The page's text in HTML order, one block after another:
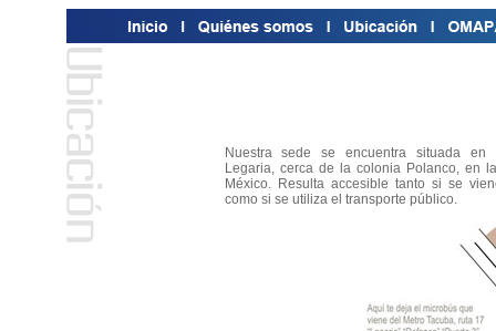
Nuestra sede se encuentra situada en
Legaria, cerca de la colonia Polanco, en
México. Resulta accesible tanto si se
como si se utiliza el transporte público.